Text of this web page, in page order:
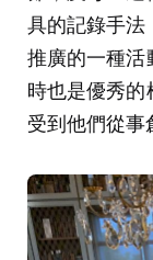
具的記錄手法
推廣的一種活
時也是優秀
受到他們從事